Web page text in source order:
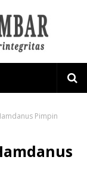
Pimpin